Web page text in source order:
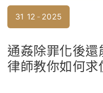
31 12 2025
通姦除罪化後還
律師教你如何求